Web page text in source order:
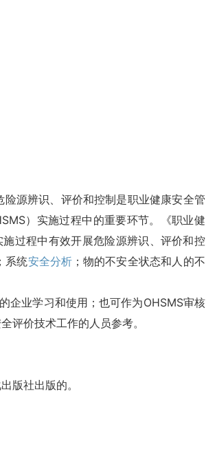
险源辨识、评价和控制是职业健康安全管
）实施过程中的重要环节。《职业健
过程中有效开展危险源辨识、评价和控
系统安全分析；物的不安全状态和人的不
企业学习和使用；也可作为OHSMS审核
评价技术工作的人员参考。
版社出版的。